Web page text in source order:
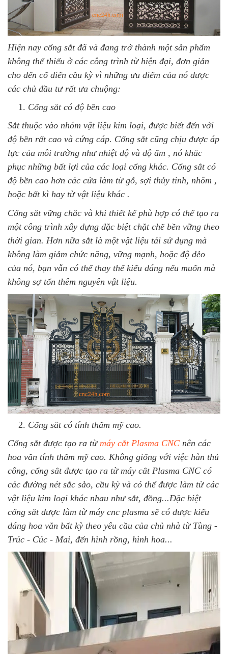
Hiện nay cổng sắt đã và đang trở thành một sản phẩm
không thể thiếu ở các công trình từ hiện đại, đơn giản
cho đến cổ điển cầu kỳ vì những ưu điểm của nó được
các chủ đầu tư rất ưa chuộng:
Cổng sắt có độ bền cao
Sắt thuộc vào nhóm vật liệu kim loại, được biết đến với
độ bền rất cao và cứng cáp. Cổng sắt cũng chịu được áp
lực của môi trường như nhiệt độ và độ ẩm , nó khắc
phục những bất lợi của các loại cổng khác. Cổng sắt có
độ bền cao hơn các cửa làm từ gỗ, sợi thủy tinh, nhôm ,
hoặc bất kì hay từ vật liệu khác .
Cổng sắt vững chắc và khi thiết kế phù hợp có thể tạo ra
một công trình xây dựng đặc biệt chặt chẽ bền vững theo
thời gian. Hơn nữa sắt là một vật liệu tái sử dụng mà
không làm giảm chức năng, vững mạnh, hoặc độ dẻo
của nó, bạn vẫn có thể thay thế kiểu dáng nếu muốn mà
không sợ tốn thêm nguyên vật liệu.
Cổng sắt có tính thẩm mỹ cao.
Cổng sắt được tạo ra từ máy cắt Plasma CNC nên các
hoa văn tính thẩm mỹ cao. Không giống với việc hàn thủ
công, cổng sắt được tạo ra từ máy cắt Plasma CNC có
các đường nét sắc sảo, cầu kỳ và có thể được làm từ các
vật liệu kim loại khác nhau như sắt, đồng...Đặc biệt
cổng sắt được làm từ máy cnc plasma sẽ có được kiểu
dáng hoa văn bất kỳ theo yêu cầu của chủ nhà từ Tùng -
Trúc - Cúc - Mai, đến hình rồng, hình hoa...